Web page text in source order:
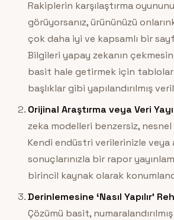
Rakiplerin karşılaştırma oyununu
görüyorsanız, ürününüzü
çok daha iyi ve kapsamlı bir
Bilgileri yapay zekanın
basit hale getirmek için
başlıklar gibi yapılandırılmış
Orijinal Araştırma veya Veri
zeka modelleri benzersiz,
Kendi endüstri verilerinizle veya
sonuçlarınızla bir rapor
birincil kaynak olarak
Derinlemesine ‘Nasıl Yapılır’
Çözümü basit,